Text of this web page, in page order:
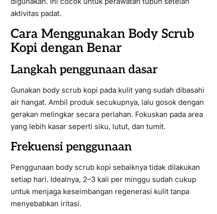
aktivitas padat.
Cara Menggunakan Body Scrub
Kopi dengan Benar
Langkah penggunaan dasar
Gunakan body scrub kopi pada kulit yang sudah dibasahi
air hangat. Ambil produk secukupnya, lalu gosok dengan
gerakan melingkar secara perlahan. Fokuskan pada area
yang lebih kasar seperti siku, lutut, dan tumit.
Frekuensi penggunaan
Penggunaan body scrub kopi sebaiknya tidak dilakukan
setiap hari. Idealnya, 2–3 kali per minggu sudah cukup
untuk menjaga keseimbangan regenerasi kulit tanpa
menyebabkan iritasi.